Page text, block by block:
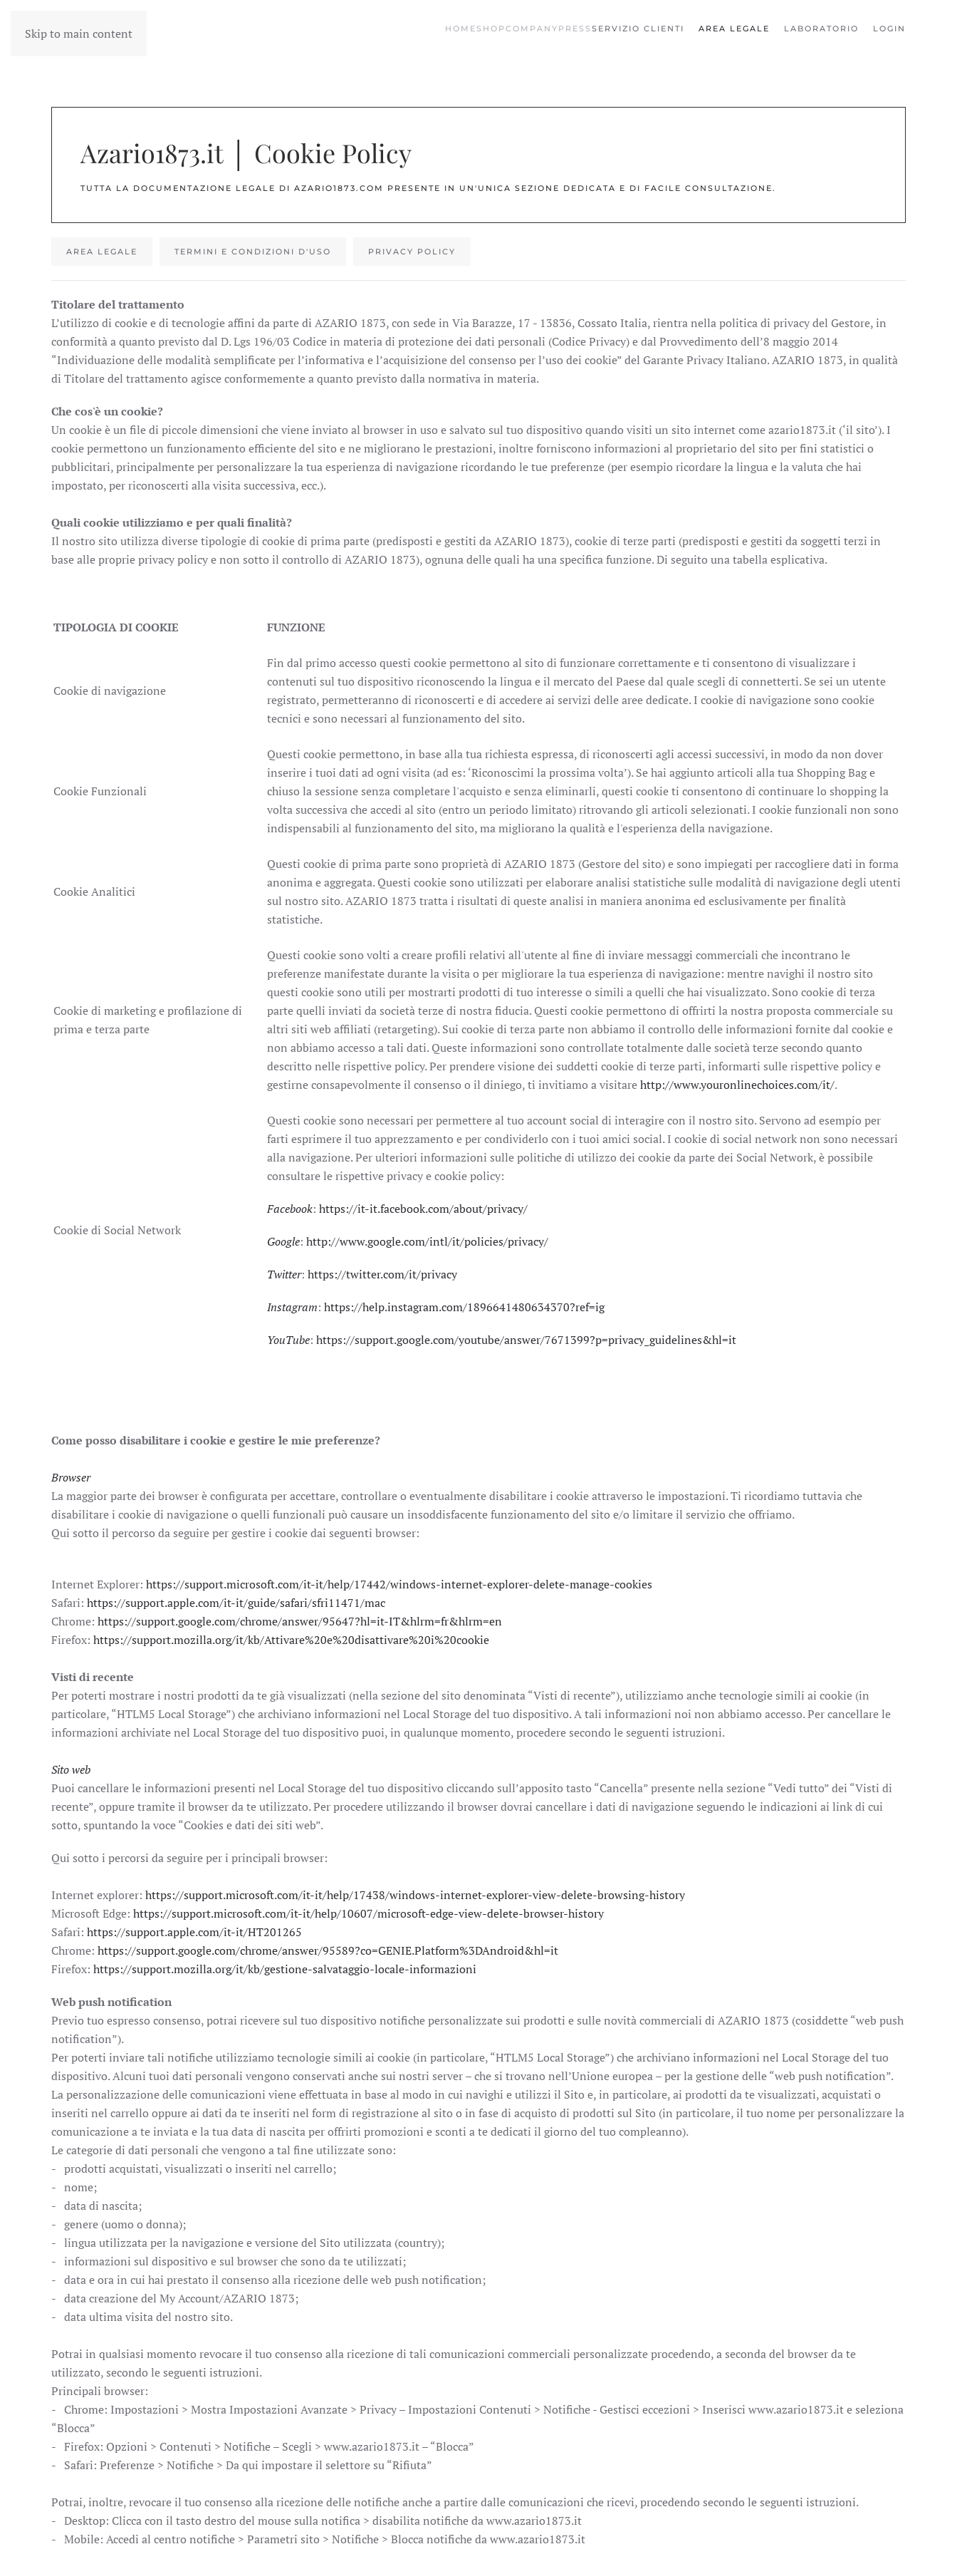
Skip to main content HOME SHOP COMPANY PRESS SERVIZIO CLIENTI AREA LEGALE LABORATORIO LOGIN
Azario1873.it │ Cookie Policy
TUTTA LA DOCUMENTAZIONE LEGALE DI AZARIO1873.COM PRESENTE IN UN'UNICA SEZIONE DEDICATA E DI FACILE CONSULTAZIONE.
AREA LEGALE TERMINI E CONDIZIONI D'USO PRIVACY POLICY
Titolare del trattamento
L’utilizzo di cookie e di tecnologie affini da parte di AZARIO 1873, con sede in Via Barazze, 17 - 13836, Cossato Italia, rientra nella politica di privacy del Gestore, in
conformità a quanto previsto dal D. Lgs 196/03 Codice in materia di protezione dei dati personali (Codice Privacy) e dal Provvedimento dell’8 maggio 2014
“Individuazione delle modalità semplificate per l’informativa e l’acquisizione del consenso per l’uso dei cookie” del Garante Privacy Italiano. AZARIO 1873, in qualità
di Titolare del trattamento agisce conformemente a quanto previsto dalla normativa in materia.
Che cos'è un cookie?
Un cookie è un file di piccole dimensioni che viene inviato al browser in uso e salvato sul tuo dispositivo quando visiti un sito internet come azario1873.it (‘il sito’). I
cookie permettono un funzionamento efficiente del sito e ne migliorano le prestazioni, inoltre forniscono informazioni al proprietario del sito per fini statistici o
pubblicitari, principalmente per personalizzare la tua esperienza di navigazione ricordando le tue preferenze (per esempio ricordare la lingua e la valuta che hai
impostato, per riconoscerti alla visita successiva, ecc.).
Quali cookie utilizziamo e per quali finalità?
Il nostro sito utilizza diverse tipologie di cookie di prima parte (predisposti e gestiti da AZARIO 1873), cookie di terze parti (predisposti e gestiti da soggetti terzi in
base alle proprie privacy policy e non sotto il controllo di AZARIO 1873), ognuna delle quali ha una specifica funzione. Di seguito una tabella esplicativa.
TIPOLOGIA DI COOKIE FUNZIONE
Cookie di navigazione
Fin dal primo accesso questi cookie permettono al sito di funzionare correttamente e ti consentono di visualizzare i
contenuti sul tuo dispositivo riconoscendo la lingua e il mercato del Paese dal quale scegli di connetterti. Se sei un utente
registrato, permetteranno di riconoscerti e di accedere ai servizi delle aree dedicate. I cookie di navigazione sono cookie
tecnici e sono necessari al funzionamento del sito.
Cookie Funzionali
Questi cookie permettono, in base alla tua richiesta espressa, di riconoscerti agli accessi successivi, in modo da non dover
inserire i tuoi dati ad ogni visita (ad es: ‘Riconoscimi la prossima volta’). Se hai aggiunto articoli alla tua Shopping Bag e
chiuso la sessione senza completare l'acquisto e senza eliminarli, questi cookie ti consentono di continuare lo shopping la
volta successiva che accedi al sito (entro un periodo limitato) ritrovando gli articoli selezionati. I cookie funzionali non sono
indispensabili al funzionamento del sito, ma migliorano la qualità e l'esperienza della navigazione.
Cookie Analitici
Questi cookie di prima parte sono proprietà di AZARIO 1873 (Gestore del sito) e sono impiegati per raccogliere dati in forma
anonima e aggregata. Questi cookie sono utilizzati per elaborare analisi statistiche sulle modalità di navigazione degli utenti
sul nostro sito. AZARIO 1873 tratta i risultati di queste analisi in maniera anonima ed esclusivamente per finalità
statistiche.
Cookie di marketing e profilazione di
prima e terza parte
Questi cookie sono volti a creare profili relativi all'utente al fine di inviare messaggi commerciali che incontrano le
preferenze manifestate durante la visita o per migliorare la tua esperienza di navigazione: mentre navighi il nostro sito
questi cookie sono utili per mostrarti prodotti di tuo interesse o simili a quelli che hai visualizzato. Sono cookie di terza
parte quelli inviati da società terze di nostra fiducia. Questi cookie permettono di offrirti la nostra proposta commerciale su
altri siti web affiliati (retargeting). Sui cookie di terza parte non abbiamo il controllo delle informazioni fornite dal cookie e
non abbiamo accesso a tali dati. Queste informazioni sono controllate totalmente dalle società terze secondo quanto
descritto nelle rispettive policy. Per prendere visione dei suddetti cookie di terze parti, informarti sulle rispettive policy e
gestirne consapevolmente il consenso o il diniego, ti invitiamo a visitarehttp://www.youronlinechoices.com/it/.
Cookie di Social Network
Questi cookie sono necessari per permettere al tuo account social di interagire con il nostro sito. Servono ad esempio per
farti esprimere il tuo apprezzamento e per condividerlo con i tuoi amici social. I cookie di social network non sono necessari
alla navigazione. Per ulteriori informazioni sulle politiche di utilizzo dei cookie da parte dei Social Network, è possibile
consultare le rispettive privacy e cookie policy:
Facebook: https://it-it.facebook.com/about/privacy/
Google: http://www.google.com/intl/it/policies/privacy/
Twitter: https://twitter.com/it/privacy
Instagram: https://help.instagram.com/1896641480634370?ref=ig
YouTube: https://support.google.com/youtube/answer/7671399?p=privacy_guidelines&hl=it
Come posso disabilitare i cookie e gestire le mie preferenze?
Browser
La maggior parte dei browser è configurata per accettare, controllare o eventualmente disabilitare i cookie attraverso le impostazioni. Ti ricordiamo tuttavia che
disabilitare i cookie di navigazione o quelli funzionali può causare un insoddisfacente funzionamento del sito e/o limitare il servizio che offriamo.
Qui sotto il percorso da seguire per gestire i cookie dai seguenti browser:
Internet Explorer: https://support.microsoft.com/it-it/help/17442/windows-internet-explorer-delete-manage-cookies
Safari: https://support.apple.com/it-it/guide/safari/sfri11471/mac
Chrome: https://support.google.com/chrome/answer/95647?hl=it-IT&hlrm=fr&hlrm=en
Firefox: https://support.mozilla.org/it/kb/Attivare%20e%20disattivare%20i%20cookie
Visti di recente
Per poterti mostrare i nostri prodotti da te già visualizzati (nella sezione del sito denominata “Visti di recente”), utilizziamo anche tecnologie simili ai cookie (in
particolare, “HTLM5 Local Storage”) che archiviano informazioni nel Local Storage del tuo dispositivo. A tali informazioni noi non abbiamo accesso. Per cancellare le
informazioni archiviate nel Local Storage del tuo dispositivo puoi, in qualunque momento, procedere secondo le seguenti istruzioni.
Sito web
Puoi cancellare le informazioni presenti nel Local Storage del tuo dispositivo cliccando sull’apposito tasto “Cancella” presente nella sezione “Vedi tutto” dei “Visti di
recente”, oppure tramite il browser da te utilizzato. Per procedere utilizzando il browser dovrai cancellare i dati di navigazione seguendo le indicazioni ai link di cui
sotto, spuntando la voce “Cookies e dati dei siti web”.
Qui sotto i percorsi da seguire per i principali browser:
Internet explorer: https://support.microsoft.com/it-it/help/17438/windows-internet-explorer-view-delete-browsing-history
Microsoft Edge: https://support.microsoft.com/it-it/help/10607/microsoft-edge-view-delete-browser-history
Safari: https://support.apple.com/it-it/HT201265
Chrome: https://support.google.com/chrome/answer/95589?co=GENIE.Platform%3DAndroid&hl=it
Firefox: https://support.mozilla.org/it/kb/gestione-salvataggio-locale-informazioni
Web push notification
Previo tuo espresso consenso, potrai ricevere sul tuo dispositivo notifiche personalizzate sui prodotti e sulle novità commerciali di AZARIO 1873 (cosiddette “web push
notification”).
Per poterti inviare tali notifiche utilizziamo tecnologie simili ai cookie (in particolare, “HTLM5 Local Storage”) che archiviano informazioni nel Local Storage del tuo
dispositivo. Alcuni tuoi dati personali vengono conservati anche sui nostri server – che si trovano nell’Unione europea – per la gestione delle “web push notification”.
La personalizzazione delle comunicazioni viene effettuata in base al modo in cui navighi e utilizzi il Sito e, in particolare, ai prodotti da te visualizzati, acquistati o
inseriti nel carrello oppure ai dati da te inseriti nel form di registrazione al sito o in fase di acquisto di prodotti sul Sito (in particolare, il tuo nome per personalizzare la
comunicazione a te inviata e la tua data di nascita per offrirti promozioni e sconti a te dedicati il giorno del tuo compleanno).
Le categorie di dati personali che vengono a tal fine utilizzate sono:
- prodotti acquistati, visualizzati o inseriti nel carrello;
- nome;
- data di nascita;
- genere (uomo o donna);
- lingua utilizzata per la navigazione e versione del Sito utilizzata (country);
- informazioni sul dispositivo e sul browser che sono da te utilizzati;
- data e ora in cui hai prestato il consenso alla ricezione delle web push notification;
- data creazione del My Account/AZARIO 1873;
- data ultima visita del nostro sito.
Potrai in qualsiasi momento revocare il tuo consenso alla ricezione di tali comunicazioni commerciali personalizzate procedendo, a seconda del browser da te
utilizzato, secondo le seguenti istruzioni.
Principali browser:
- Chrome: Impostazioni > Mostra Impostazioni Avanzate > Privacy – Impostazioni Contenuti > Notifiche - Gestisci eccezioni > Inserisci www.azario1873.it e seleziona
“Blocca”
- Firefox: Opzioni > Contenuti > Notifiche – Scegli > www.azario1873.it – “Blocca”
- Safari: Preferenze > Notifiche > Da qui impostare il selettore su “Rifiuta”
Potrai, inoltre, revocare il tuo consenso alla ricezione delle notifiche anche a partire dalle comunicazioni che ricevi, procedendo secondo le seguenti istruzioni.
- Desktop: Clicca con il tasto destro del mouse sulla notifica > disabilita notifiche da www.azario1873.it
- Mobile: Accedi al centro notifiche > Parametri sito > Notifiche > Blocca notifiche da www.azario1873.it